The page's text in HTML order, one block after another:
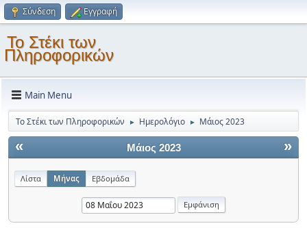
Σύνδεση Εγγραφή
Το Στέκι των
Πληροφορικών
Main Menu
Το Στέκι των Πληροφορικών ► Ημερολόγιο ► Μάιος 2023
« »
Μάιος 2023
Λίστα Μήνας Εβδομάδα